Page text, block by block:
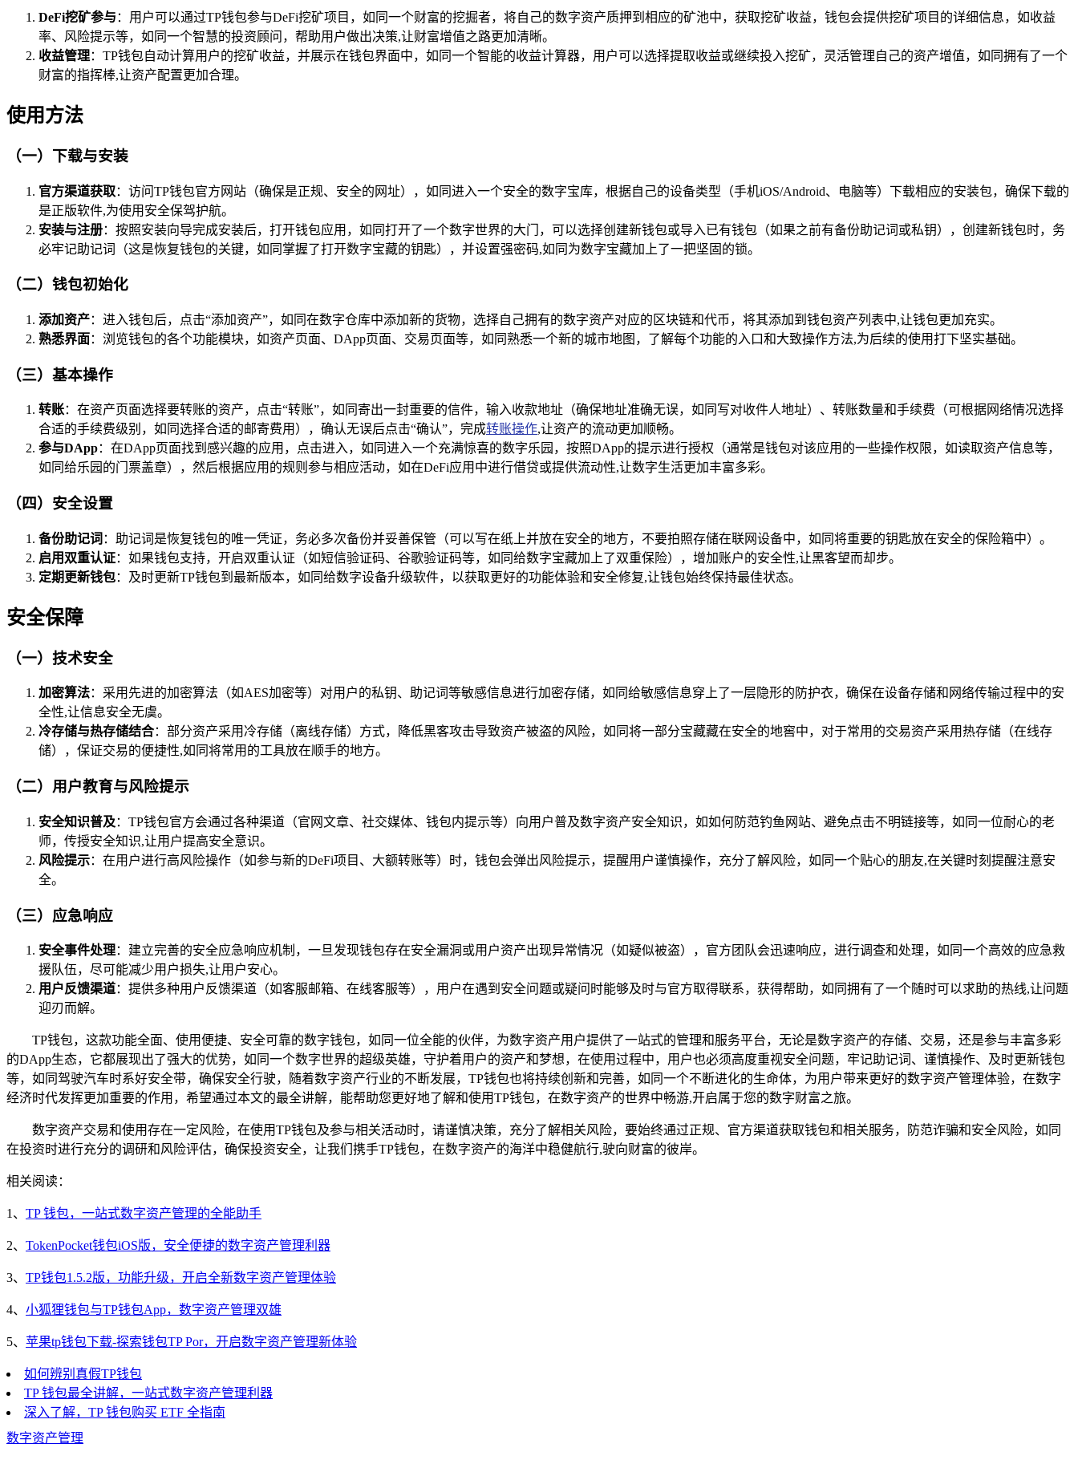
DeFi挖矿参与 ：用户可以通过TP钱包参与DeFi挖矿项目，如同一个财富的挖掘者，将自己的数字资产质押到相应的矿池中，获取挖矿收益，钱包会提供挖矿项目的详细信息，如收益
率、风险提示等，如同一个智慧的投资顾问，帮助用户做出决策,让财富增值之路更加清晰。
收益管理：TP钱包自动计算用户的挖矿收益，并展示在钱包界面中，如同一个智能的收益计算器，用户可以选择提取收益或继续投入挖矿，灵活管理自己的资产增值，如同拥有了一个
财富的指挥棒,让资产配置更加合理。
使用方法
（一）下载与安装
官方渠道获取：访问TP钱包官方网站（确保是正规、安全的网址），如同进入一个安全的数字宝库，根据自己的设备类型（手机iOS/Android、电脑等）下载相应的安装包，确保下载的
是正版软件,为使用安全保驾护航。
安装与注册：按照安装向导完成安装后，打开钱包应用，如同打开了一个数字世界的大门，可以选择创建新钱包或导入已有钱包（如果之前有备份助记词或私钥），创建新钱包时，务
必牢记助记词（这是恢复钱包的关键，如同掌握了打开数字宝藏的钥匙），并设置强密码,如同为数字宝藏加上了一把坚固的锁。
（二）钱包初始化
添加资产：进入钱包后，点击“添加资产”，如同在数字仓库中添加新的货物，选择自己拥有的数字资产对应的区块链和代币，将其添加到钱包资产列表中,让钱包更加充实。
熟悉界面：浏览钱包的各个功能模块，如资产页面、DApp页面、交易页面等，如同熟悉一个新的城市地图，了解每个功能的入口和大致操作方法,为后续的使用打下坚实基础。
（三）基本操作
转账：在资产页面选择要转账的资产，点击“转账”，如同寄出一封重要的信件，输入收款地址（确保地址准确无误，如同写对收件人地址）、转账数量和手续费（可根据网络情况选择
合适的手续费级别，如同选择合适的邮寄费用），确认无误后点击“确认”，完成转账操作,让资产的流动更加顺畅。
参与DApp：在DApp页面找到感兴趣的应用，点击进入，如同进入一个充满惊喜的数字乐园，按照DApp的提示进行授权（通常是钱包对该应用的一些操作权限，如读取资产信息等，
如同给乐园的门票盖章），然后根据应用的规则参与相应活动，如在DeFi应用中进行借贷或提供流动性,让数字生活更加丰富多彩。
（四）安全设置
备份助记词 ：助记词是恢复钱包的唯一凭证，务必多次备份并妥善保管（可以写在纸上并放在安全的地方，不要拍照存储在联网设备中，如同将重要的钥匙放在安全的保险箱中）。
启用双重认证：如果钱包支持，开启双重认证（如短信验证码、谷歌验证码等，如同给数字宝藏加上了双重保险），增加账户的安全性,让黑客望而却步。
定期更新钱包：及时更新TP钱包到最新版本，如同给数字设备升级软件，以获取更好的功能体验和安全修复,让钱包始终保持最佳状态。
安全保障
（一）技术安全
加密算法：采用先进的加密算法（如AES加密等）对用户的私钥、助记词等敏感信息进行加密存储，如同给敏感信息穿上了一层隐形的防护衣，确保在设备存储和网络传输过程中的安
全性,让信息安全无虞。
冷存储与热存储结合：部分资产采用冷存储（离线存储）方式，降低黑客攻击导致资产被盗的风险，如同将一部分宝藏藏在安全的地窖中，对于常用的交易资产采用热存储（在线存
储），保证交易的便捷性,如同将常用的工具放在顺手的地方。
（二）用户教育与风险提示
安全知识普及 ：TP钱包官方会通过各种渠道（官网文章、社交媒体、钱包内提示等）向用户普及数字资产安全知识，如如何防范钓鱼网站、避免点击不明链接等，如同一位耐心的老
师，传授安全知识,让用户提高安全意识。
风险提示：在用户进行高风险操作（如参与新的DeFi项目、大额转账等）时，钱包会弹出风险提示，提醒用户谨慎操作，充分了解风险，如同一个贴心的朋友,在关键时刻提醒注意安
全。
（三）应急响应
安全事件处理：建立完善的安全应急响应机制，一旦发现钱包存在安全漏洞或用户资产出现异常情况（如疑似被盗），官方团队会迅速响应，进行调查和处理，如同一个高效的应急救
援队伍，尽可能减少用户损失,让用户安心。
用户反馈渠道：提供多种用户反馈渠道（如客服邮箱、在线客服等），用户在遇到安全问题或疑问时能够及时与官方取得联系，获得帮助，如同拥有了一个随时可以求助的热线,让问题
迎刃而解。
TP钱包，这款功能全面、使用便捷、安全可靠的数字钱包，如同一位全能的伙伴，为数字资产用户提供了一站式的管理和服务平台，无论是数字资产的存储、交易，还是参与丰富多彩
的DApp生态，它都展现出了强大的优势，如同一个数字世界的超级英雄，守护着用户的资产和梦想，在使用过程中，用户也必须高度重视安全问题，牢记助记词、谨慎操作、及时更新钱包
等，如同驾驶汽车时系好安全带，确保安全行驶，随着数字资产行业的不断发展，TP钱包也将持续创新和完善，如同一个不断进化的生命体，为用户带来更好的数字资产管理体验，在数字
经济时代发挥更加重要的作用，希望通过本文的最全讲解，能帮助您更好地了解和使用TP钱包，在数字资产的世界中畅游,开启属于您的数字财富之旅。
数字资产交易和使用存在一定风险，在使用TP钱包及参与相关活动时，请谨慎决策，充分了解相关风险，要始终通过正规、官方渠道获取钱包和相关服务，防范诈骗和安全风险，如同
在投资时进行充分的调研和风险评估，确保投资安全，让我们携手TP钱包，在数字资产的海洋中稳健航行,驶向财富的彼岸。
相关阅读：
1、 TP 钱包，一站式数字资产管理的全能助手
2、 TokenPocket钱包iOS版，安全便捷的数字资产管理利器
3、 TP钱包1.5.2版，功能升级，开启全新数字资产管理体验
4、 小狐狸钱包与TP钱包App，数字资产管理双雄
5、 苹果tp钱包下载-探索钱包TP Por，开启数字资产管理新体验
如何辨别真假TP钱包
TP 钱包最全讲解，一站式数字资产管理利器
深入了解，TP 钱包购买 ETF 全指南
数字资产管理